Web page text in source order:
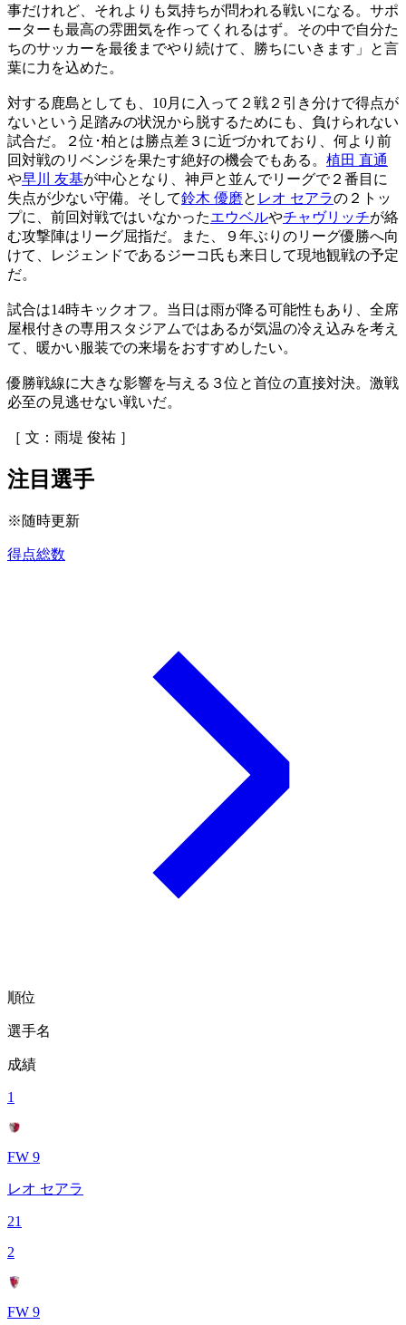
事だけれど、それよりも気持ちが問われる戦いになる。サポ
ーターも最高の雰囲気を作ってくれるはず。その中で自分た
ちのサッカーを最後までやり続けて、勝ちにいきます」と言
葉に力を込めた。
対する鹿島としても、10月に入って２戦２引き分けで得点が
ないという足踏みの状況から脱するためにも、負けられない
試合だ。２位･柏とは勝点差３に近づかれており、何より前
回対戦のリベンジを果たす絶好の機会でもある。 植田 直通
や早川 友基が中心となり、神戸と並んでリーグで２番目に
失点が少ない守備。そして鈴木 優磨と レオ セアラの２トッ
プに、前回対戦ではいなかったエウベルやチャヴリッチが絡
む攻撃陣はリーグ屈指だ。また、９年ぶりのリーグ優勝へ向
けて、レジェンドであるジーコ氏も来日して現地観戦の予定
だ。
試合は14時キックオフ。当日は雨が降る可能性もあり、全席
屋根付きの専用スタジアムではあるが気温の冷え込みを考え
て、暖かい服装での来場をおすすめしたい。
優勝戦線に大きな影響を与える３位と首位の直接対決。激戦
必至の見逃せない戦いだ。
［ 文：雨堤 俊祐 ］
注目選手
※随時更新
得点総数
順位
選手名
成績
1
FW 9
レオ セアラ
21
2
FW 9